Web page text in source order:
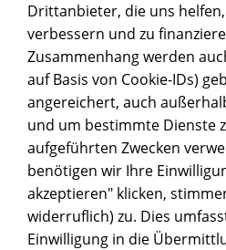
Drittanbieter, die uns
verbessern und zu
Zusammenhang werden
auf Basis von Cookie-IDs)
angereichert, auch
und um bestimmte Dienste
aufgeführten Zwecken
benötigen wir Ihre
akzeptieren" klicken,
widerruflich) zu. Dies
Einwilligung in die